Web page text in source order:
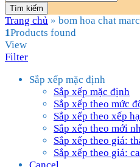
Tìm kiếm
Trang chủ » bom hoa chat
1Products found
View
Filter
Sắp xếp mặc định
Sắp xếp mặc định
Sắp xếp theo mức
Sắp xếp theo xếp
Sắp xếp theo mới
Sắp xếp theo giá:
Sắp xếp theo giá: